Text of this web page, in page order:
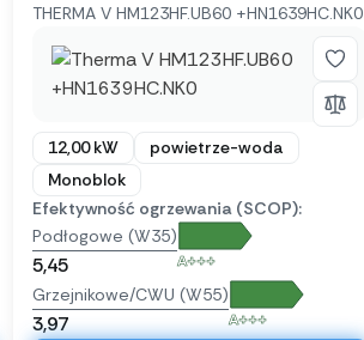
THERMA V HM123HF.UB60 +HN1639HC.NK0
12,00 kW
powietrze-woda
Monoblok
Efektywność ogrzewania (SCOP):
Podłogowe (W35)
5,45 A+++
Grzejnikowe/CWU (W55)
3,97 A+++